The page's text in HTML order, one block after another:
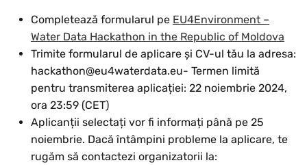
Completează formularul pe EU4Environment –
Water Data Hackathon in the Republic of Moldova
Trimite formularul de aplicare și CV-ul tău la adresa:
hackathon@eu4waterdata.eu- Termen limită
pentru transmiterea aplicației: 22 noiembrie 2024,
ora 23:59 (CET)
Aplicanții selectați vor fi informați până pe 25
noiembrie. Dacă întâmpini probleme la aplicare, te
rugăm să contactezi organizatorii la: